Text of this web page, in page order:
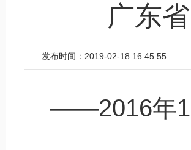
广东
发布时间：2019-02-18 16:45:55
——2016年1